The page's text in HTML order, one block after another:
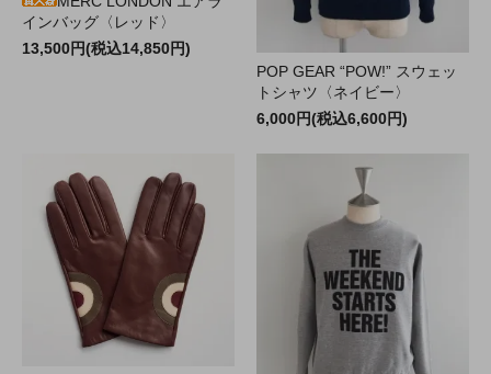
インバッグ〈レッド〉
13,500円(税込14,850円)
POP GEAR “POW!” スウェッ
トシャツ〈ネイビー〉
6,000円(税込6,600円)